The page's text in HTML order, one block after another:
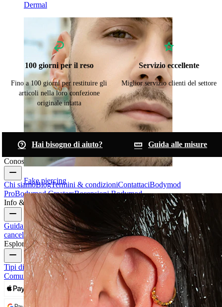
Dermal
Fake piercing
100 giorni per il reso
Fino a 100 giorni per restituire gli
articoli nella loro confezione
originale intatta
Servizio eccellente
Miglior servizio clienti del settore
Hai bisogno di aiuto?
Guida alle misure
Conosci Bodymod
Chi siamoBlogTermini & condizioniContattaciBodymod
ProBodymod CreatorsRecensioni Bodymod
Info & Aiuto
Guida alle taglieTraccia il tuo ordine ConsegnaResi &
cancellazioniPagamentiIl mio accountBodymod support
Esplora
Tipi di Gioielli da PiercingMateriali dei gioielli da piercingProblemi
Comuni Dei Piercing e Cura